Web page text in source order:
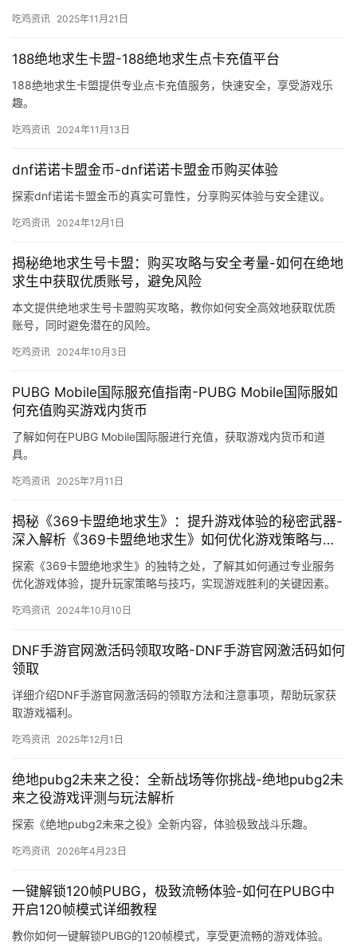
吃鸡资讯 2025年11月21日
188绝地求生卡盟-188绝地求生点卡充值平台
188绝地求生卡盟提供专业点卡充值服务，快速安全，享受游戏乐
趣。
吃鸡资讯 2024年11月13日
dnf诺诺卡盟金币-dnf诺诺卡盟金币购买体验
探索dnf诺诺卡盟金币的真实可靠性，分享购买体验与安全建议。
吃鸡资讯 2024年12月1日
揭秘绝地求生号卡盟：购买攻略与安全考量-如何在绝地
求生中获取优质账号，避免风险
本文提供绝地求生号卡盟购买攻略，教你如何安全高效地获取优质
账号，同时避免潜在的风险。
吃鸡资讯 2024年10月3日
PUBG Mobile国际服充值指南-PUBG Mobile国际服如
何充值购买游戏内货币
了解如何在PUBG Mobile国际服进行充值，获取游戏内货币和道
具。
吃鸡资讯 2025年7月11日
揭秘《369卡盟绝地求生》：提升游戏体验的秘密武器-
深入解析《369卡盟绝地求生》如何优化游戏策略与技
巧
探索《369卡盟绝地求生》的独特之处，了解其如何通过专业服务
优化游戏体验，提升玩家策略与技巧，实现游戏胜利的关键因素。
吃鸡资讯 2024年10月10日
DNF手游官网激活码领取攻略-DNF手游官网激活码如何
领取
详细介绍DNF手游官网激活码的领取方法和注意事项，帮助玩家获
取游戏福利。
吃鸡资讯 2025年12月1日
绝地pubg2未来之役：全新战场等你挑战-绝地pubg2未
来之役游戏评测与玩法解析
探索《绝地pubg2未来之役》全新内容，体验极致战斗乐趣。
吃鸡资讯 2026年4月23日
一键解锁120帧PUBG，极致流畅体验-如何在PUBG中
开启120帧模式详细教程
教你如何一键解锁PUBG的120帧模式，享受更流畅的游戏体验。